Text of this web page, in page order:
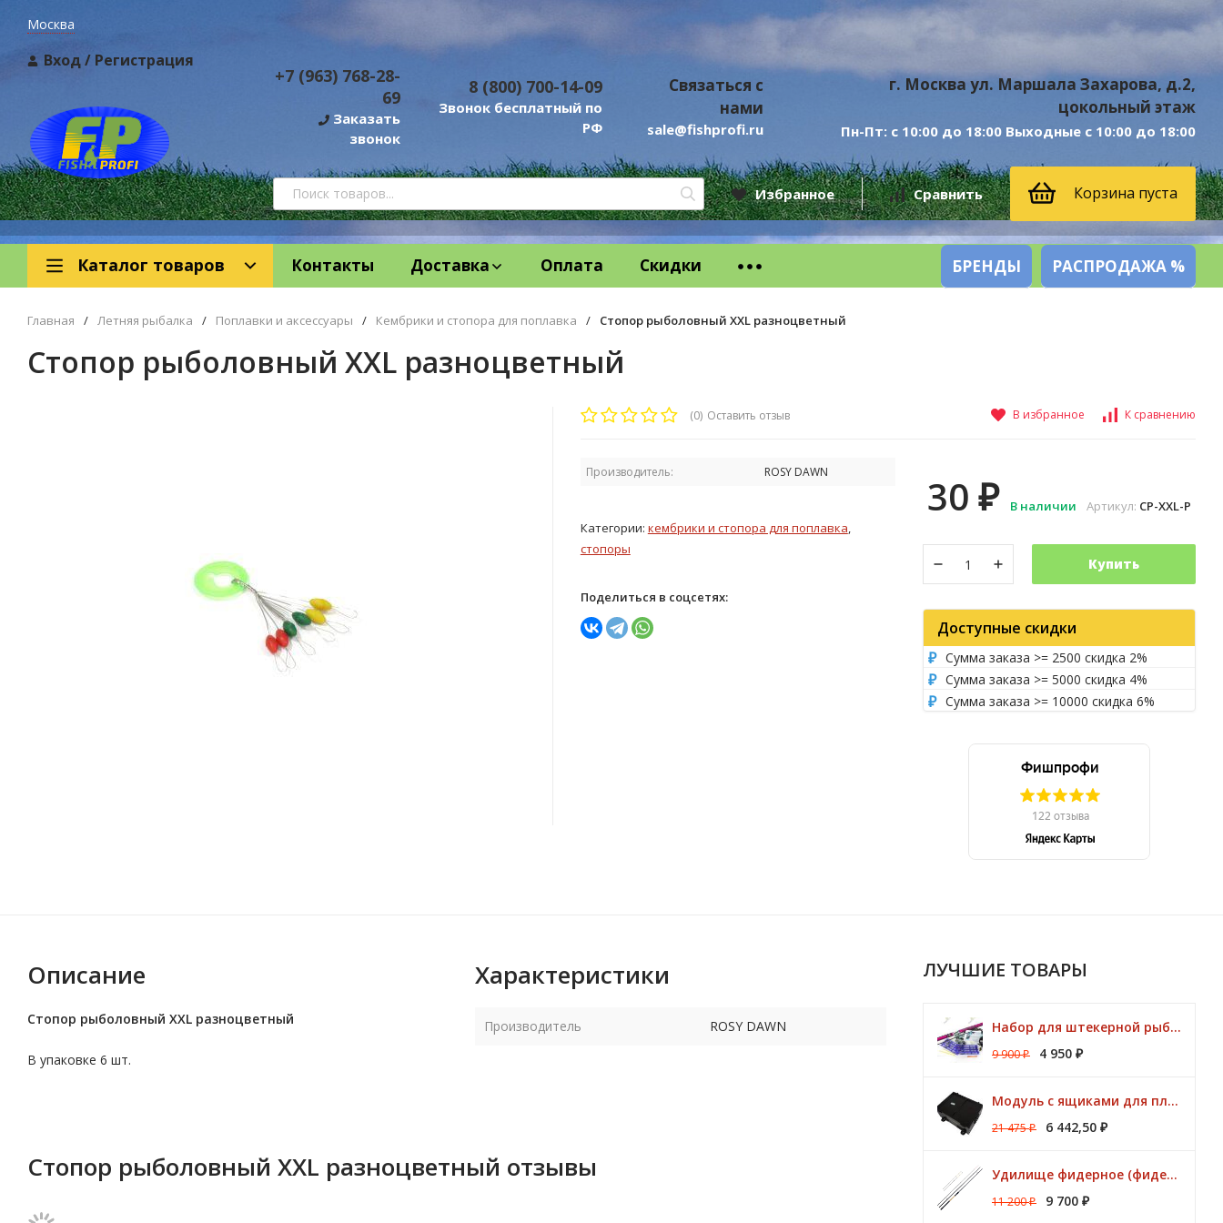
Москва
Вход/ Регистрация
+7 (963) 768-28-
69
Заказать
звонок
8 (800) 700-14-09
Звонок бесплатный по
РФ
Связаться с
нами
sale@fishprofi.ru
г. Москва ул. Маршала Захарова, д.2,
цокольный этаж
Пн-Пт: с 10:00 до 18:00 Выходные с 10:00 до 18:00
Избранное Сравнить Корзина пуста
Каталог товаров Контакты Доставка Оплата Скидки БРЕНДЫ РАСПРОДАЖА %
Главная / Летняя рыбалка / Поплавки и аксессуары / Кембрики и стопора для поплавка / Стопор рыболовный XXL разноцветный
Стопор рыболовный XXL разноцветный
(0) Оставить отзыв В избранное К сравнению
Производитель: ROSY DAWN
Категории: кембрики и стопора для поплавка,
стопоры
Поделиться в соцсетях:
Артикул: СР-XXL-Р
В наличии
30₽
Купить
Доступные скидки
Сумма заказа >= 2500 скидка 2%
Сумма заказа >= 5000 скидка 4%
Сумма заказа >= 10000 скидка 6%
ЛУЧШИЕ ТОВАРЫ
Набор для штекерной рыбалки CLUB KORUM PINK Поплавок (удилище 7м, аксессуары)
9 900₽ 4 950 ₽
Модуль с ящиками для платформ Preston ONBOX
21 475₽ 6 442,50 ₽
Удилище фидерное (фидер) ZEMEX (Земекс) IRON FLAT METHOD FEEDER 13" до 140,0 гр
11 200₽ 9 700 ₽
Описание
Стопор рыболовный XXL разноцветный
В упаковке 6 шт.
Характеристики
Производитель ROSY DAWN
Стопор рыболовный XXL разноцветный отзывы